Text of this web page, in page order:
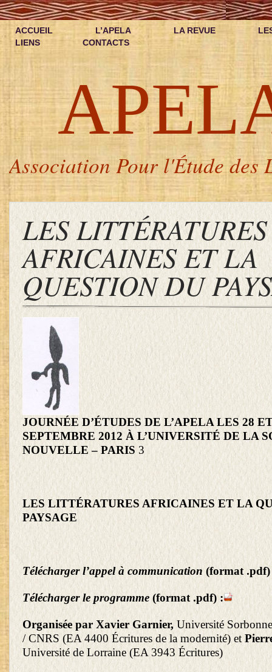
ACCUEIL L’APELA LA REVUE
LIENS
CONTACTS
Association Pour l'Étude des
LES LITTÉRATURES
AFRICAINES ET LA
QUESTION DU
JOURNÉE D’ÉTUDES DE L’APELA LES 28
SEPTEMBRE 2012 À L’UNIVERSITÉ DE LA
NOUVELLE – PARIS 3
LES LITTÉRATURES AFRICAINES ET LA
PAYSAGE
Télécharger l’appel à communication (format .pdf)
Télécharger le programme (format .pdf) :
Organisée par Xavier Garnier, Université
/ CNRS (EA 4400 Écritures de la modernité) et
Université de Lorraine (EA 3943 Écritures)